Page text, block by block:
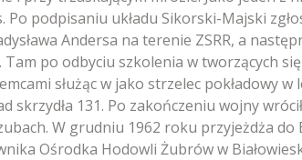
Po podpisaniu układu Sikorski-Majski
Andersa na terenie ZSRR, a
po odbyciu szkolenia w tworzących
służąc w jako strzelec pokładowy
skrzydła 131. Po zakończeniu wojny
W grudniu 1962 roku przyjeżdża do
Ośrodka Hodowli Żubrów w